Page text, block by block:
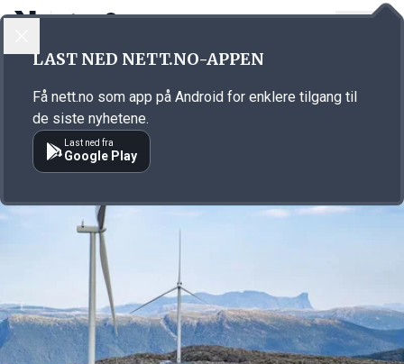
Annonsørinnhold
LAST NED NETT.NO-APPEN
Få nett.no som app på Android for enklere tilgang til
de siste nyhetene.
Last ned fra
Google Play